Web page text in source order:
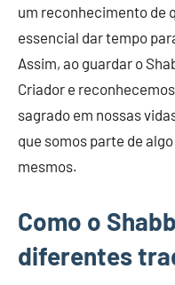
um reconhecimento de
essencial dar tempo
Assim, ao guardar o
Criador e
sagrado em nossas
que somos parte de
mesmos.
Como o
diferentes